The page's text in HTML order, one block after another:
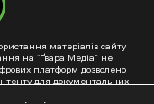
матеріалів сайту
на “Ґвара Медіа” не
платформ дозволено
для документальних